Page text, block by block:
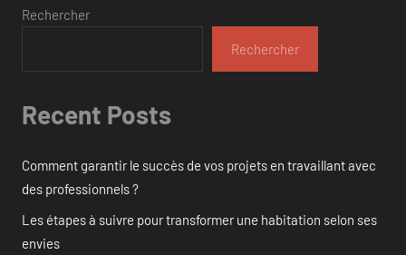
Rechercher
Rechercher
Recent Posts
Comment garantir le succès de vos projets en travaillant avec
des professionnels ?
Les étapes à suivre pour transformer une habitation selon ses
envies